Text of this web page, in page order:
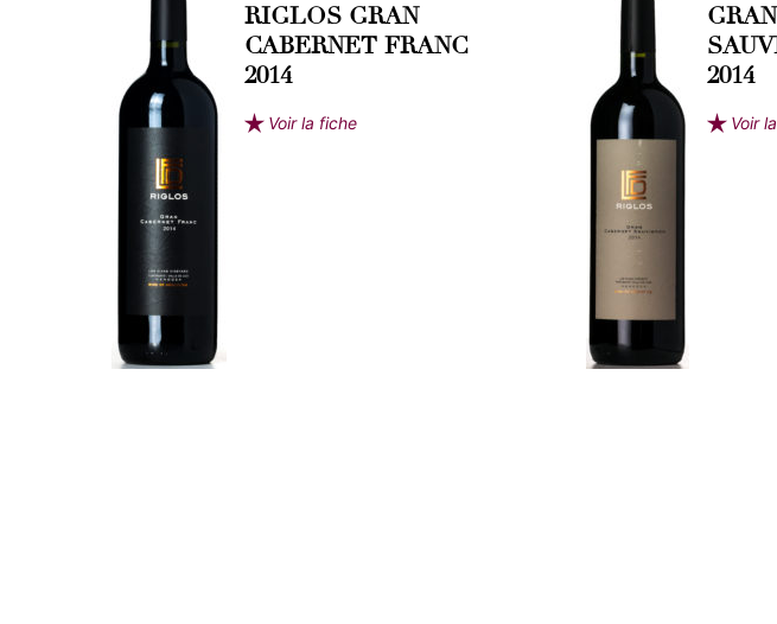
RIGLOS GRAN
CABERNET FRANC
2014
Voir la fiche
2014
Voir